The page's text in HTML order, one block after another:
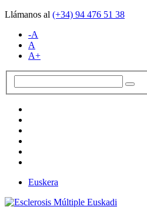
Llámanos al (+34) 94 476 51 38
-A
A
A+
Euskera